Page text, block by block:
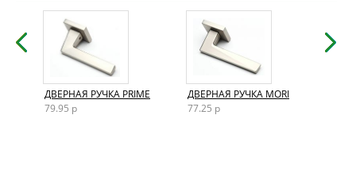
Внутреннее заполнение
массив
Кромка
отсутствует
Размеры двери
200×60 / 200×70 / 200×80 / 200×90
ДВЕРНАЯ РУЧКА PRIME
79.95 р
ДВЕРНАЯ РУЧКА MORI
77.25 р